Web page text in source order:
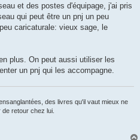
et des postes d'équipage, j'ai pris
qui peut être un pnj un peu
caricaturale: vieux sage, le
plus. On peut aussi utiliser les
un pnj qui les accompagne.
des livres qu'il vaut mieux ne
retour chez lui.